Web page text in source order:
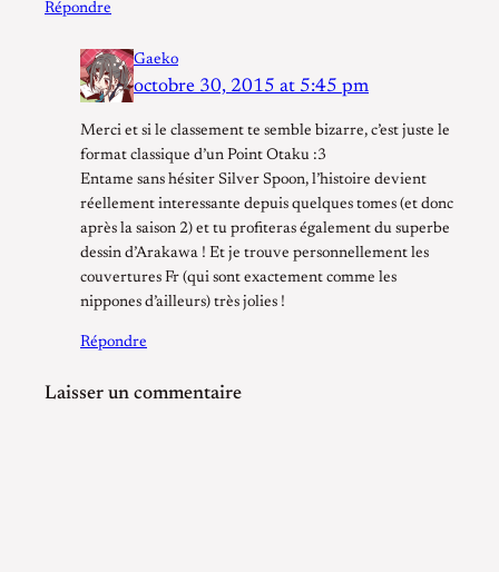
Répondre
Gaeko
octobre 30, 2015 at 5:45 pm
Merci et si le classement te semble bizarre, c’est juste le
format classique d’un Point Otaku :3
Entame sans hésiter Silver Spoon, l’histoire devient
réellement interessante depuis quelques tomes (et donc
après la saison 2) et tu profiteras également du superbe
dessin d’Arakawa ! Et je trouve personnellement les
couvertures Fr (qui sont exactement comme les
nippones d’ailleurs) très jolies !
Répondre
Laisser un commentaire